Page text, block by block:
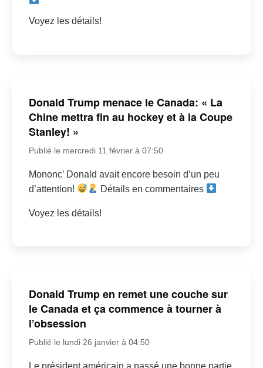
Voyez les détails!
Donald Trump menace le Canada: « La
Chine mettra fin au hockey et à la Coupe
Stanley! »
Publié le mercredi 11 février à 07:50
Mononc’ Donald avait encore besoin d’un peu
d’attention!
Détails en commentaires
Voyez les détails!
Donald Trump en remet une couche sur
le Canada et ça commence à tourner à
l’obsession
Publié le lundi 26 janvier à 04:50